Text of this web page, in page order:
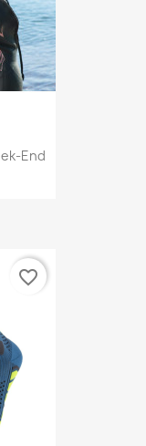
End
favorite_border